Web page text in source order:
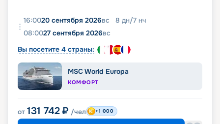
16:0020 сентября 2026вс 8 дн/7 нч
08:0027 сентября 2026вс
Вы посетите 4 страны:
MSC World Europa
КОМФОРТ
от 131 742 ₽ /чел +1 000